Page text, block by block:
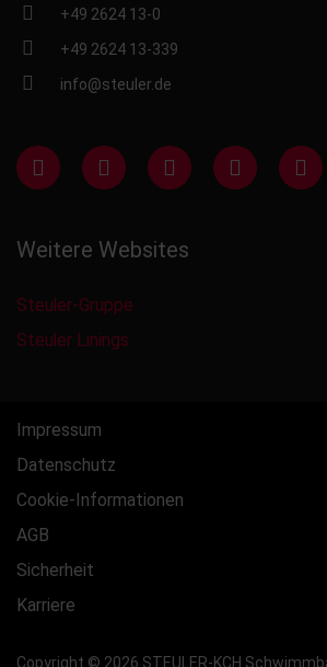
+49 2624 13-0
+49 2624 13-339
info@steuler.de
Weitere Websites
Steuler-Gruppe
Steuler Linings
Impressum
Datenschutz
Cookie-Informationen
AGB
Sicherheit
Karriere
Copyright © 2026 STEULER-KCH